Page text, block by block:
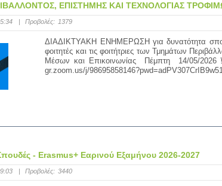
ΕΠΙΣΤΗΜΗΣ ΚΑΙ ΤΕΧΝΟΛΟΓΙΑΣ
Προβολές: 1379
ΔΙΑΔΙΚΤΥΑΚΗ ΕΝΗΜΕΡΩΣΗ για δυνατότητα
φοιτητές και τις φοιτήτριες των Τμημάτων
Μέσων και Επικοινωνίας Πέμπτη 14/05/
gr.zoom.us/j/
- Erasmus+ Εαρινού Εξαμήνου 2026-2027
Προβολές: 3440